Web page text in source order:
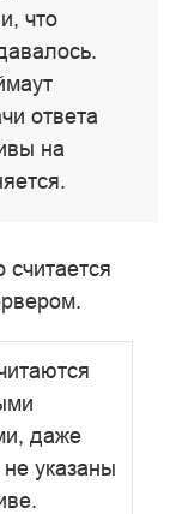
что
ответа
на
считается
даже
указаны